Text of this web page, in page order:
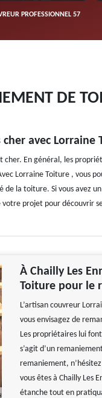
PROFESSIONNEL 57
DE
avec Lorraine
En général, les
Lorraine Toiture , vous
de la toiture. Si vous avez
projet pour découvrir
À Chailly Les
Toiture pour le
L’artisan couvreur
vous envisagez de
Les propriétaires lui
s’agit d’un
remaniement,
vous êtes à Chailly Les
étanche tout en